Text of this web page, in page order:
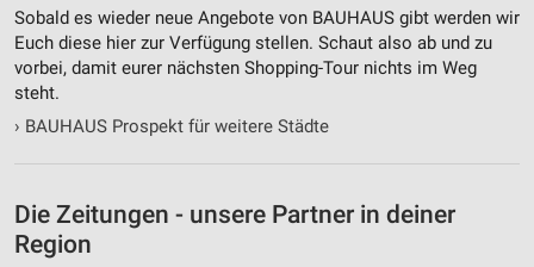
Sobald es wieder neue Angebote von BAUHAUS gibt werden wir
Euch diese hier zur Verfügung stellen. Schaut also ab und zu
vorbei, damit eurer nächsten Shopping-Tour nichts im Weg
steht.
› BAUHAUS Prospekt für weitere Städte
Die Zeitungen - unsere Partner in deiner
Region
Informationen identifizieren
Nicht-IAB-Verarbeitungszwecke:
Notwendig
Performance
Werbung